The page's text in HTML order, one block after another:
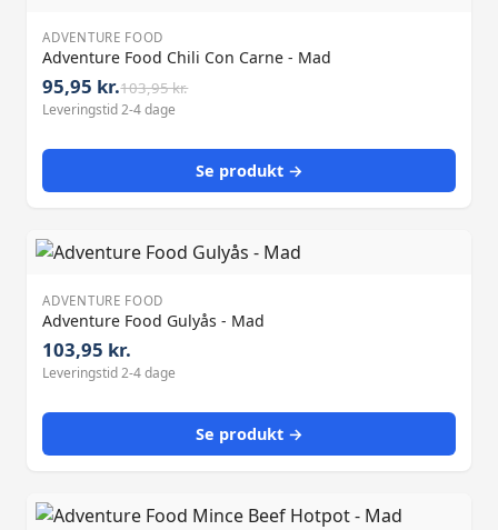
ADVENTURE FOOD
Adventure Food Chili Con Carne - Mad
95,95 kr.103,95 kr.
Leveringstid 2-4 dage
Se produkt →
ADVENTURE FOOD
Adventure Food Gulyås - Mad
103,95 kr.
Leveringstid 2-4 dage
Se produkt →